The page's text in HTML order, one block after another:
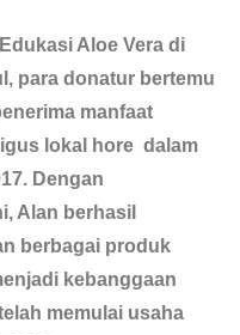
Aloe Vera di
para donatur bertemu
manfaat
lokal hore dalam
Dengan
Alan berhasil
berbagai produk
kebanggaan
memulai usaha